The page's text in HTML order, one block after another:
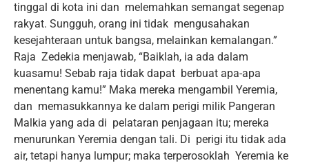
tinggal di kota ini dan melemahkan semangat segenap
rakyat. Sungguh, orang ini tidak mengusahakan
kesejahteraan untuk bangsa, melainkan kemalangan.”
Raja Zedekia menjawab, “Baiklah, ia ada dalam
kuasamu! Sebab raja tidak dapat berbuat apa-apa
menentang kamu!” Maka mereka mengambil Yeremia,
dan memasukkannya ke dalam perigi milik Pangeran
Malkia yang ada di pelataran penjagaan itu; mereka
menurunkan Yeremia dengan tali. Di perigi itu tidak ada
air, tetapi hanya lumpur; maka terperosoklah Yeremia ke